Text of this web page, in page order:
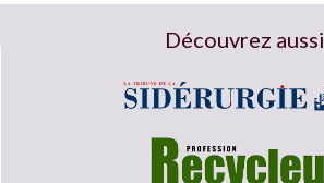
Découvrez aussi